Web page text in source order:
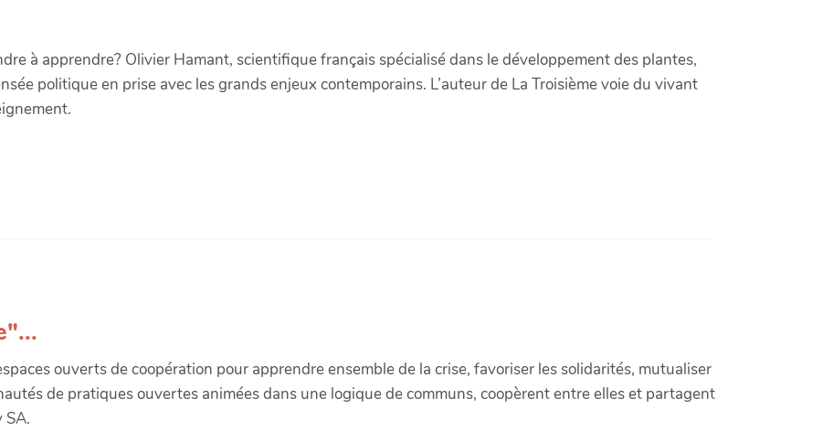
à apprendre? Olivier Hamant, scientifique français spécialisé dans le développement des plantes,
politique en prise avec les grands enjeux contemporains. L’auteur de La Troisième voie du vivant